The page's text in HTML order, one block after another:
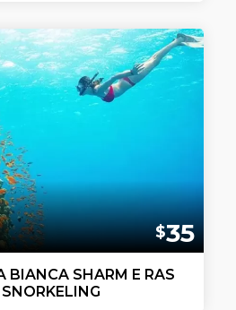
$35
BIANCA SHARM E RAS